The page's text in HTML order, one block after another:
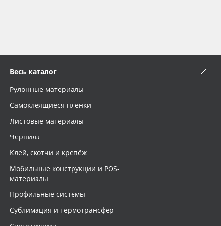
Весь каталог
Рулонные материалы
Самоклеящиеся плёнки
Листовые материалы
Чернила
Клей, скотчи и крепёж
Мобильные конструкции и POS-
материалы
Профильные системы
Сублимация и термотрансфер